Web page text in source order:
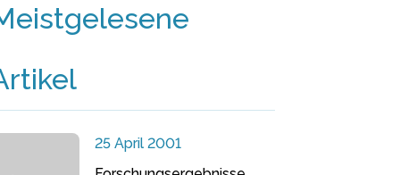
25 April 2001